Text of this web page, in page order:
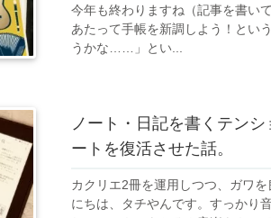
今年も終わりますね（記事を書い
あたって手帳を新調しよう！とい
うかな……」とい...
ノート・日記を書くテン
ートを復活させた話。
カクリエ2冊を運用しつつ、ガワ
にちは、タチやんです。すっかり